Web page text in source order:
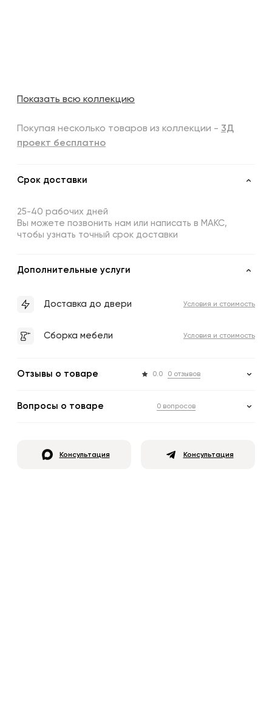
Показать всю коллекцию
Покупая несколько товаров из коллекции - 3Д
проект бесплатно
Срок доставки
25-40 рабочих дней
Вы можете позвонить нам или написать в МАКС,
чтобы узнать точный срок доставки
Дополнительные услуги
Доставка до двери Условия и стоимость
Сборка мебели Условия и стоимость
Отзывы о товаре 0.0 0 отзывов
Вопросы о товаре 0 вопросов
Консультация Консультация